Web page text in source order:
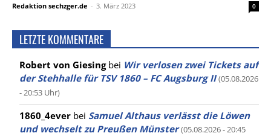
Redaktion sechzger.de - 3. März 2023 0
LETZTE KOMMENTARE
Robert von Giesingbei Wir verlosen zwei Tickets auf
der Stehhalle für TSV 1860 – FC Augsburg II (05.08.2026
- 20:53 Uhr)
1860_4ever bei Samuel Althaus verlässt die Löwen
und wechselt zu Preußen Münster (05.08.2026 - 20:45